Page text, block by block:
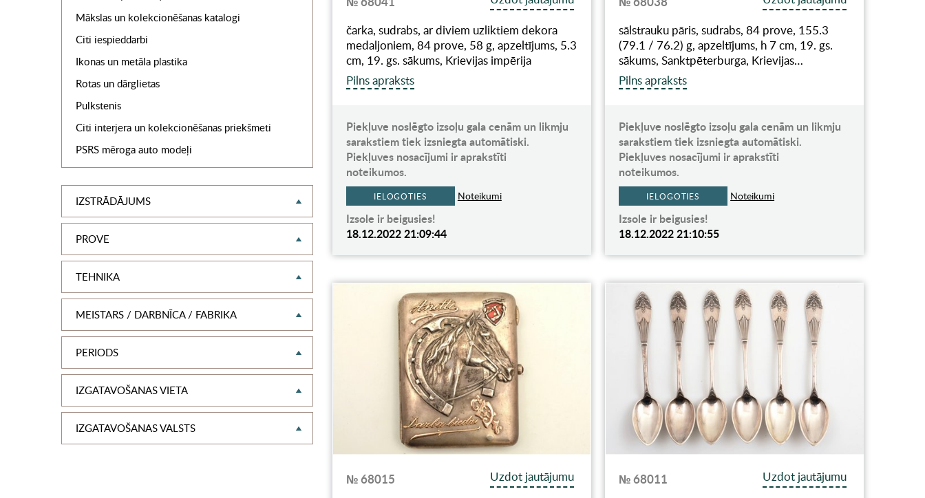
Mākslas un kolekcionēšanas katalogi
Citi iespieddarbi
Ikonas un metāla plastika
Rotas un dārglietas
Pulkstenis
Citi interjera un kolekcionēšanas priekšmeti
PSRS mēroga auto modeļi
IZSTRĀDĀJUMS
PROVE
TEHNIKA
MEISTARS / DARBNĪCA / FABRIKA
PERIODS
IZGATAVOŠANAS VIETA
IZGATAVOŠANAS VALSTS
čarka, sudrabs, ar diviem uzliktiem dekora
medaljoniem, 84 prove, 58 g, apzeltījums, 5.3
cm, 19. gs. sākums, Krievijas impērija
Pilns apraksts
Piekļuve noslēgto izsoļu gala cenām un likmju
sarakstiem tiek izsniegta automātiski.
Piekļuves nosacījumi ir aprakstīti
noteikumos.
IELOGOTIES Noteikumi
Izsole ir beigusies!
18.12.2022 21:09:44
sālstrauku pāris, sudrabs, 84 prove, 155.3
(79.1 / 76.2) g, apzeltījums, h 7 cm, 19. gs.
sākums, Sanktpēterburga, Krievijas…
Pilns apraksts
Piekļuve noslēgto izsoļu gala cenām un likmju
sarakstiem tiek izsniegta automātiski.
Piekļuves nosacījumi ir aprakstīti
noteikumos.
IELOGOTIES Noteikumi
Izsole ir beigusies!
18.12.2022 21:10:55
№ 68015
Uzdot jautājumu
№ 68011
Uzdot jautājumu